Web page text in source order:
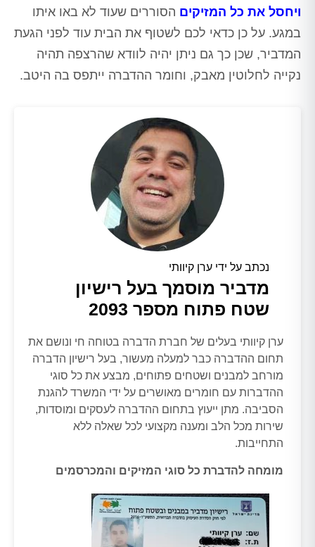
ויחסל את כל המזיקים הסוררים שעוד לא באו איתו
במגע. על כן כדאי לכם לשטוף את הבית עוד לפני הגעת
המדביר, שכן כך גם ניתן יהיה לוודא שהרצפה תהיה
נקייה לחלוטין מאבק, וחומר ההדברה ייתפס בה היטב.
נכתב על ידי ערן קיוותי
מדביר מוסמך בעל רישיון
שטח פתוח מספר 2093
ערן קיוותי בעלים של חברת הדברה בטוחה חי ונושם את
תחום ההדברה כבר למעלה מעשור, בעל רישיון הדברה
מורחב למבנים ושטחים פתוחים, מבצע את כל סוגי
ההדברות עם חומרים מאושרים על ידי המשרד להגנת
הסביבה. מתן ייעוץ בתחום ההדברה לעסקים ומוסדות,
שירות מכל הלב ומענה מקצועי לכל שאלה ללא
התחייבות.
מומחה להדברת כל סוגי המזיקים והמכרסמים